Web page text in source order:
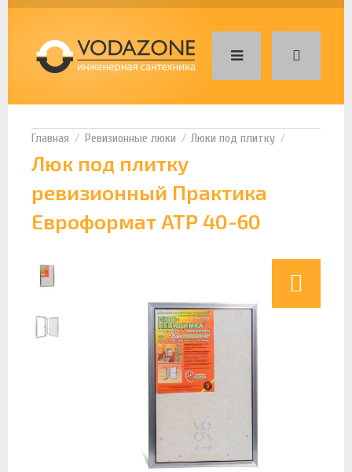
Ревизионные люки Люки под плитку
Люк под плитку
ревизионный Практика
Евроформат АТР 40-60